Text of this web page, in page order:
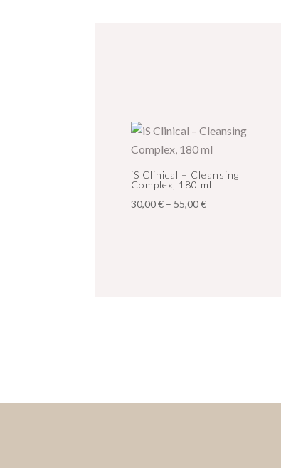
iS Clinical – Cleansing
Complex, 180 ml
30,00€ – 55,00€Hintaluokka: